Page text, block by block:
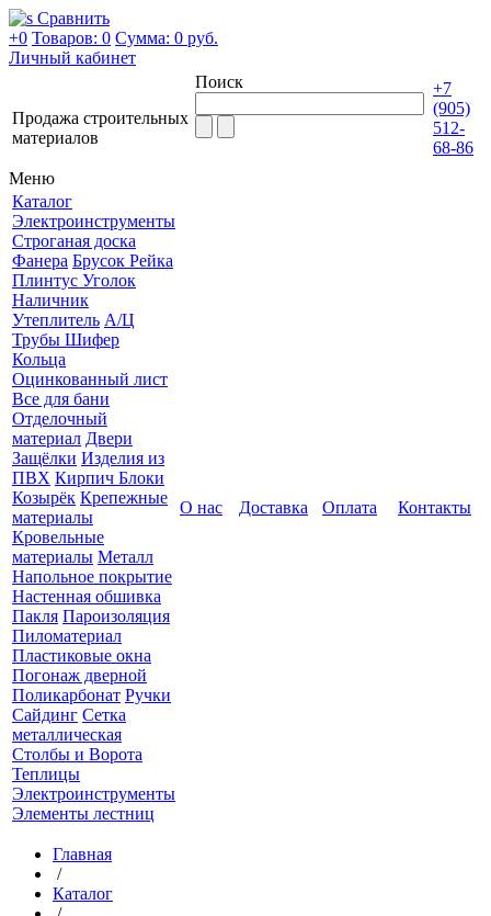
Сравнить
+0 Товаров: 0 Сумма: 0 руб.
Личный кабинет
Продажа строительных
материалов
Поиск
+7
(905)
512-
68-86
Меню
Каталог
Электроинструменты
Строганая доска
Фанера Брусок Рейка
Плинтус Уголок
Наличник
Утеплитель А/Ц
Трубы Шифер
Кольца
Оцинкованный лист
Все для бани
Отделочный
материал Двери
Защёлки Изделия из
ПВХ Кирпич Блоки
Козырёк Крепежные
материалы
Кровельные
материалы Металл
Напольное покрытие
Настенная обшивка
Пакля Пароизоляция
Пиломатериал
Пластиковые окна
Погонаж дверной
Поликарбонат Ручки
Сайдинг Сетка
металлическая
Столбы и Ворота
Теплицы
Электроинструменты
Элементы лестниц
О нас Доставка Оплата Контакты
Главная
/
Каталог